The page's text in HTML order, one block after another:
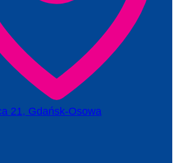
21, Gdańsk-Osowa